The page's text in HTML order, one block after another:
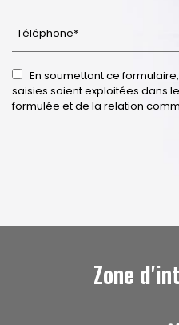
Zone
En soumettant ce
saisies soient exploitées dans
formulée et de la relation